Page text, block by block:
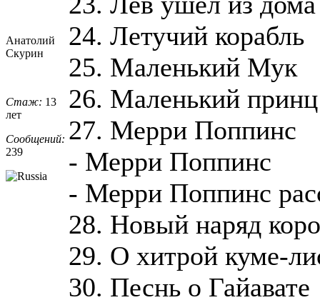
Анатолий
Скурин
Стаж: 13
лет
Сообщений:
239
24. Летучий корабль
25. Маленький Мук
26. Маленький принц
27. Мерри Поппинс
- Мерри Поппинс
- Мерри Поппинс
28. Новый наряд
29. О хитрой куме-
30. Песнь о Гайавате